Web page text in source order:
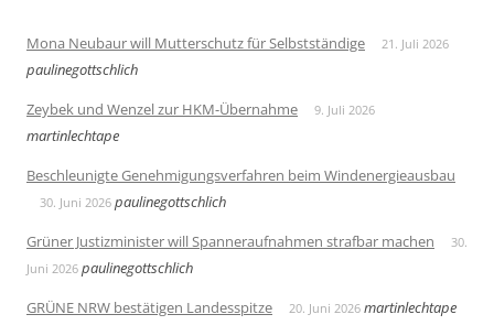
Mona Neubaur will Mutterschutz für Selbstständige 21. Juli 2026
paulinegottschlich
Zeybek und Wenzel zur HKM-Übernahme
9. Juli 2026
martinlechtape
Beschleunigte Genehmigungsverfahren beim Windenergieausbau
30. Juni 2026 paulinegottschlich
Grüner Justizminister will Spanneraufnahmen strafbar machen
30.
Juni 2026 paulinegottschlich
GRÜNE NRW bestätigen Landesspitze
20. Juni 2026 martinlechtape